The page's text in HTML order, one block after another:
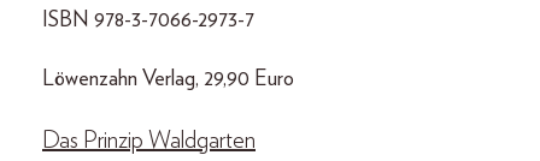
ISBN 978-3-7066-2973-7
Löwenzahn Verlag, 29,90 Euro
Das Prinzip Waldgarten